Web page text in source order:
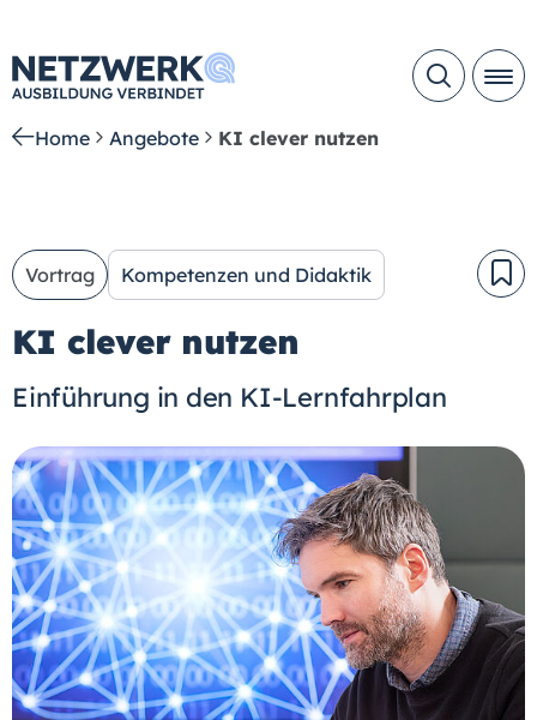
Home Angebote KI clever nutzen
Vortrag Kompetenzen und Didaktik
KI clever nutzen
Einführung in den KI-Lernfahrplan